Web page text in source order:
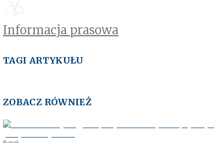
Informacja prasowa
TAGI ARTYKUŁU
ZOBACZ RÓWNIEŻ